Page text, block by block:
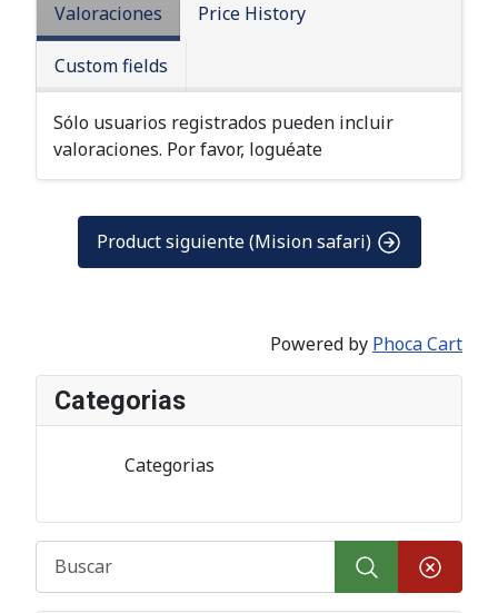
Categorias
Categorias
Valoraciones Price History
Custom fields
Sólo usuarios registrados pueden incluir
valoraciones. Por favor, loguéate
Product siguiente (Mision safari)
Powered by Phoca Cart